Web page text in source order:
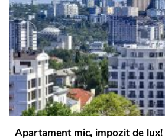
Apartament mic, impozit de